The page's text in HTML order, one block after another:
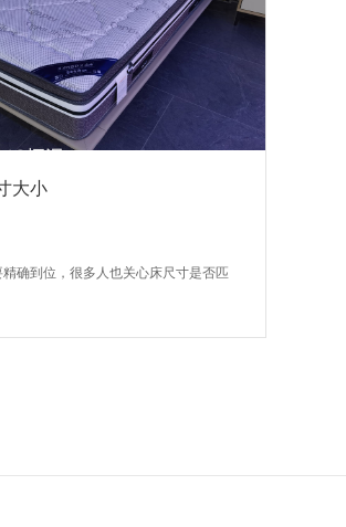
大小
确到位，很多人也关心床尺寸是否匹